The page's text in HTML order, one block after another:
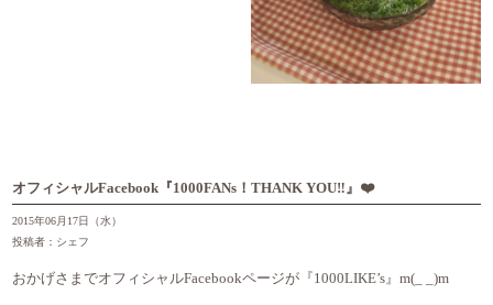
オフィシャルFacebook『1000FANs！THANK YOU‼︎』❤️
2015年06月17日（水）
投稿者：シェフ
おかげさまでオフィシャルFacebookページが『1000LIKE’s』m(_ _)m